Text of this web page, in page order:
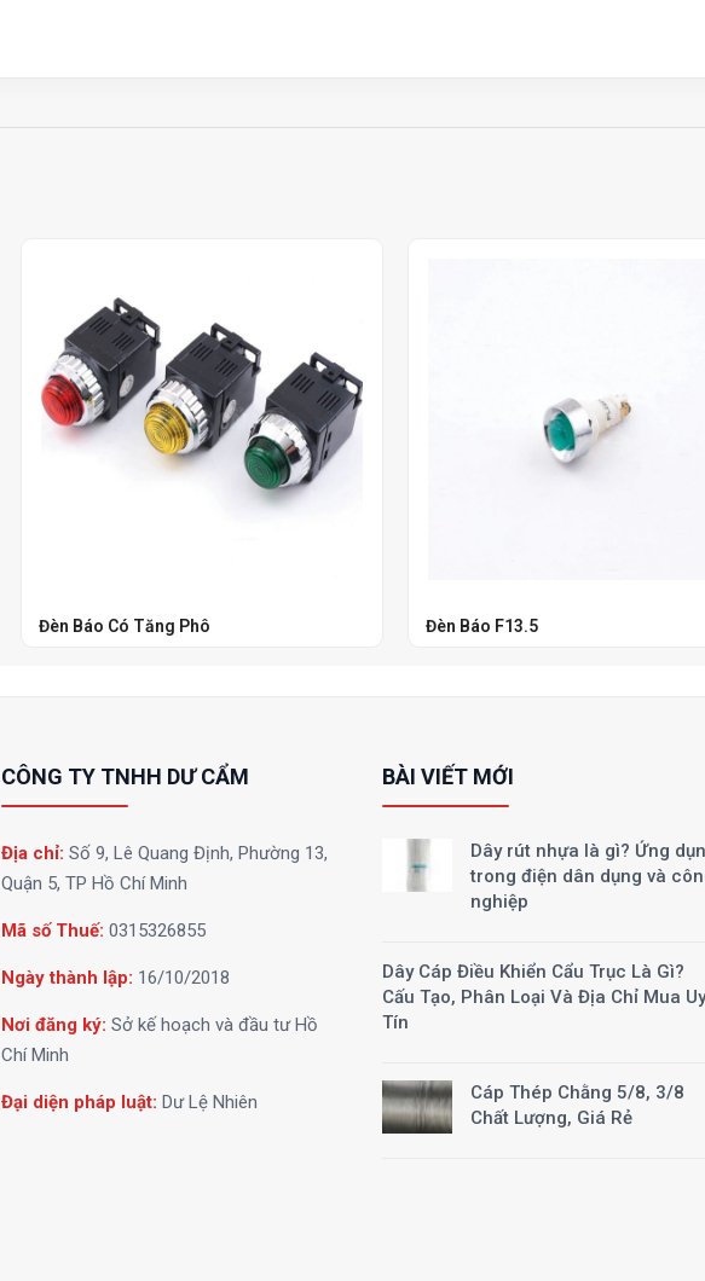
Đèn Báo Có Tăng Phô Đèn Báo F13.5
CÔNG TY TNHH DƯ CẨM
Địa chỉ:Số 9, Lê Quang Định, Phường 13,
Quận 5, TP Hồ Chí Minh
Mã số Thuế: 0315326855
Ngày thành lập: 16/10/2018
Nơi đăng ký: Sở kế hoạch và đầu tư Hồ
Chí Minh
Đại diện pháp luật: Dư Lệ Nhiên
BÀI VIẾT MỚI
Dây rút nhựa là gì? Ứng
trong điện dân dụng và
nghiệp
Dây Cáp Điều Khiển Cẩu Trục Là Gì?
Cấu Tạo, Phân Loại Và Địa Chỉ Mua Uy
Tín
Cáp Thép Chằng 5/8, 3/8
Chất Lượng, Giá Rẻ